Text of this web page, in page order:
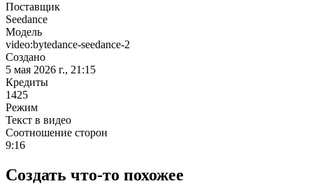
Поставщик
Seedance
Модель
video:bytedance-seedance-2
Создано
5 мая 2026 г., 21:15
Кредиты
1425
Режим
Текст в видео
Соотношение сторон
9:16
Создать что-то похожее